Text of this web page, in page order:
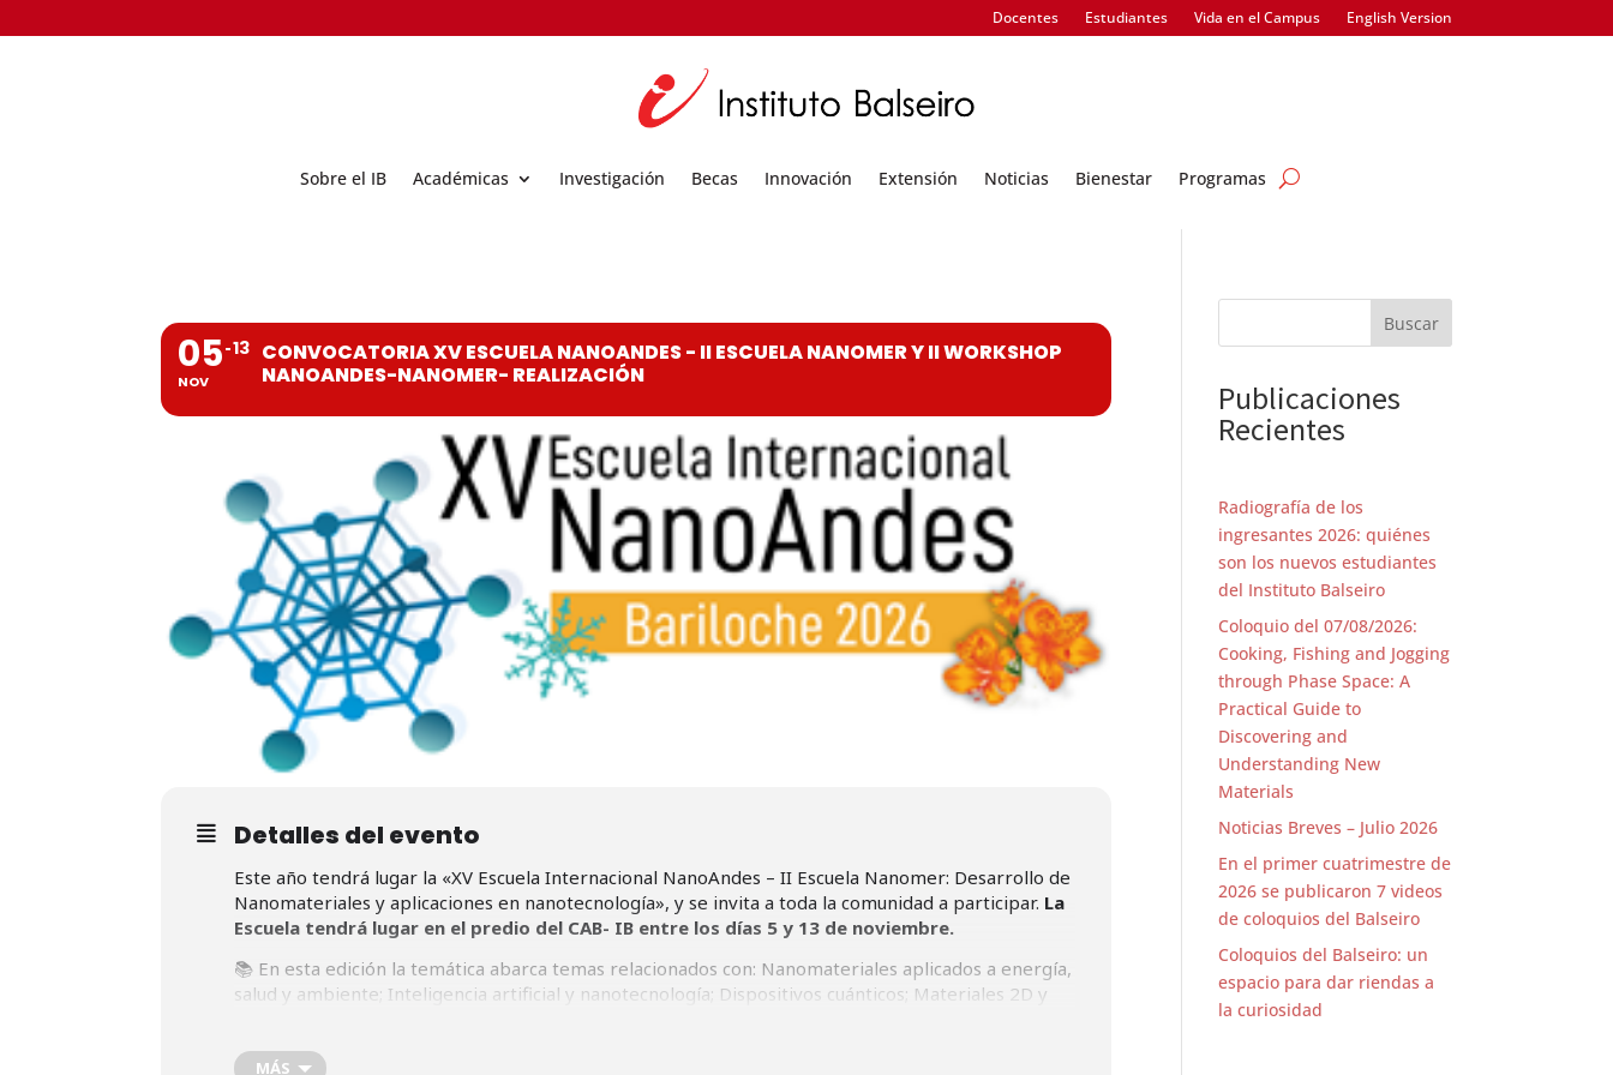
Docentes Estudiantes Vida en el Campus English Version
Sobre el IB Académicas Investigación Becas Innovación Extensión Noticias Bienestar Programas
05
NOV
13 CONVOCATORIA XV ESCUELA NANOANDES - II ESCUELA NANOMER Y II WORKSHOP
NANOANDES-NANOMER- REALIZACIÓN
Detalles del evento
Este año tendrá lugar la «XV Escuela Internacional NanoAndes – II Escuela Nanomer: Desarrollo de
Nanomateriales y aplicaciones en nanotecnología», y se invita a toda la comunidad a participar. La
Escuela tendrá lugar en el predio del CAB- IB entre los días 5 y 13 de noviembre.
📚 En esta edición la temática abarca temas relacionados con: Nanomateriales aplicados a energía,
salud y ambiente; Inteligencia artificial y nanotecnología; Dispositivos cuánticos; Materiales 2D y
MÁS
Buscar
Publicaciones
Recientes
Radiografía de los
ingresantes 2026: quiénes
son los nuevos estudiantes
del Instituto Balseiro
Coloquio del 07/08/2026:
Cooking, Fishing and Jogging
through Phase Space: A
Practical Guide to
Discovering and
Understanding New
Materials
Noticias Breves – Julio 2026
En el primer cuatrimestre de
2026 se publicaron 7 videos
de coloquios del Balseiro
Coloquios del Balseiro: un
espacio para dar riendas a
la curiosidad